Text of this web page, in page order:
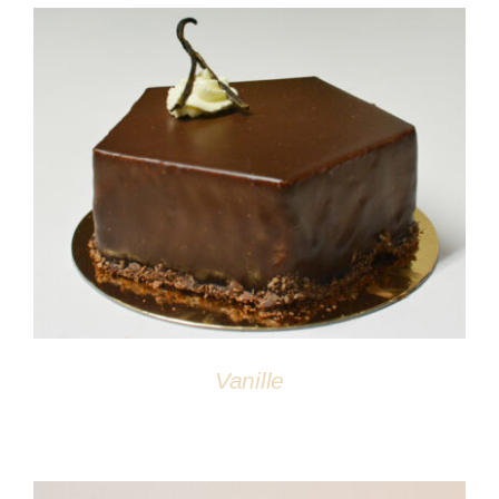
DÉTAILS
Vanille